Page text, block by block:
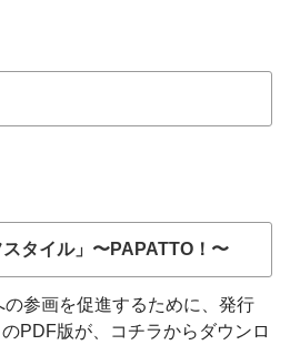
スタイル」〜PAPATTO！〜
参画を促進するために、発行
PDF版が、コチラからダウンロ